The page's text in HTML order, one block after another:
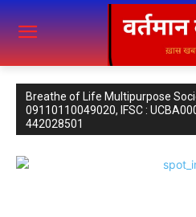
Breathe of Life Multipurpose
09110110049020, IFSC :
442028501